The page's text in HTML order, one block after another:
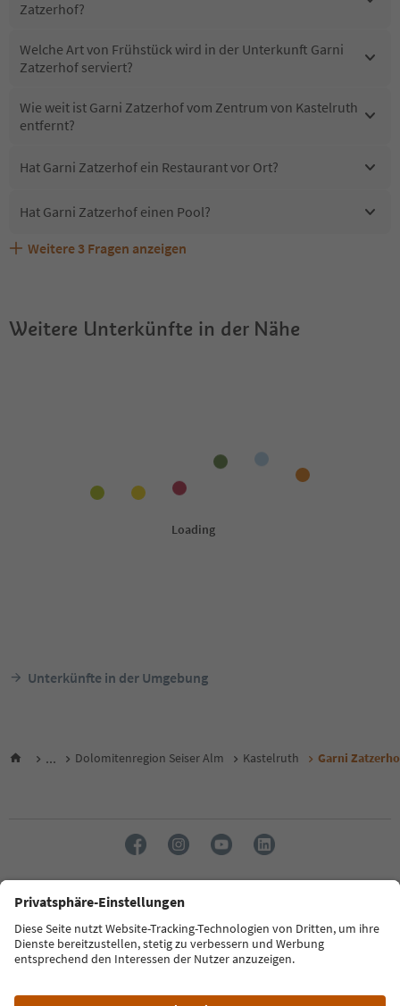
Zatzerhof?
Welche Art von Frühstück wird in der Unterkunft Garni
Zatzerhof serviert?
Wie weit ist Garni Zatzerhof vom Zentrum von Kastelruth
entfernt?
Hat Garni Zatzerhof ein Restaurant vor Ort?
Hat Garni Zatzerhof einen Pool?
Sind Haustiere in der Unterkunft Garni Zatzerhof
Welche Services bietet Garni Zatzerhof?
Erhalten die Gäste von Garni Zatzerhof einen Südtirol
Weitere 3 Fragen anzeigen
Weitere Unterkünfte in der Nähe
Unterkünfte in der Umgebung
... Dolomitenregion Seiser Alm Kastelruth Garni
Sprache: Deutsch
FAQ Kontakt Presse MICE Datenschutzerklärung
Zugänglichkeitserklärung